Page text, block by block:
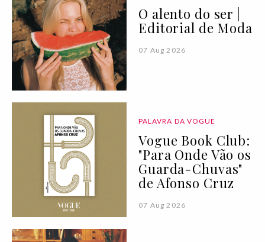
O alento do ser |
Editorial de Moda
07 Aug 2026
PALAVRA DA VOGUE
Vogue Book Club:
"Para Onde Vão os
Guarda-Chuvas"
de Afonso Cruz
07 Aug 2026